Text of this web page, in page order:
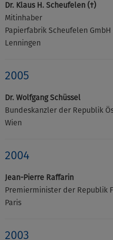
Dr. Klaus H. Scheufelen (†)
Mitinhaber
Papierfabrik Scheufelen GmbH
Lenningen
2005
Dr. Wolfgang Schüssel
Bundeskanzler der Republik
Wien
2004
Jean-Pierre Raffarin
Premierminister der Republik
Paris
2003